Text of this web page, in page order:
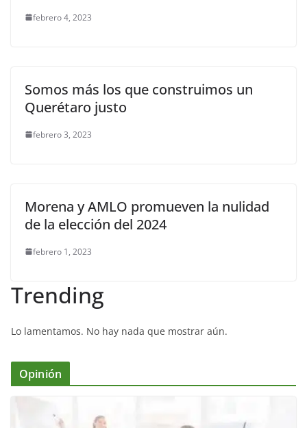
febrero 4, 2023
Somos más los que construimos un
Querétaro justo
febrero 3, 2023
Morena y AMLO promueven la nulidad
de la elección del 2024
febrero 1, 2023
Trending
Lo lamentamos. No hay nada que mostrar aún.
Opinión